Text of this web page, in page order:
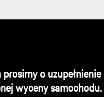
o uzupełnienie
wyceny samochodu.